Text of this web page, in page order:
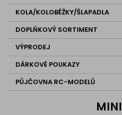
KOLA/KOLOBĚŽKY/ŠLAPADLA
DOPLŇKOVÝ SORTIMENT
VÝPRODEJ
DÁRKOVÉ POUKAZY
PŮJČOVNA RC-MODELŮ
MINI